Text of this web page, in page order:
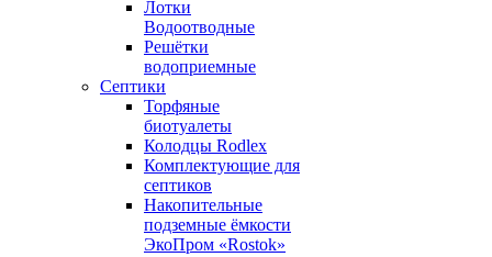
Лотки
Водоотводные
Решётки
водоприемные
Септики
Торфяные
биотуалеты
Колодцы Rodlex
Комплектующие для
септиков
Накопительные
подземные ёмкости
ЭкоПром «Rostok»